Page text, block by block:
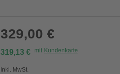
329,00 €
319,13 € mit Kundenkarte
Inkl. MwSt.